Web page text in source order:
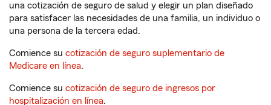
una cotización de seguro de salud y elegir un plan diseñado
para satisfacer las necesidades de una familia, un individuo o
una persona de la tercera edad.
Comience su cotización de seguro suplementario de
Medicare en línea.
Comience su cotización de seguro de ingresos por
hospitalización en línea.